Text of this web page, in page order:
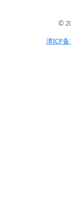
©
津ICP